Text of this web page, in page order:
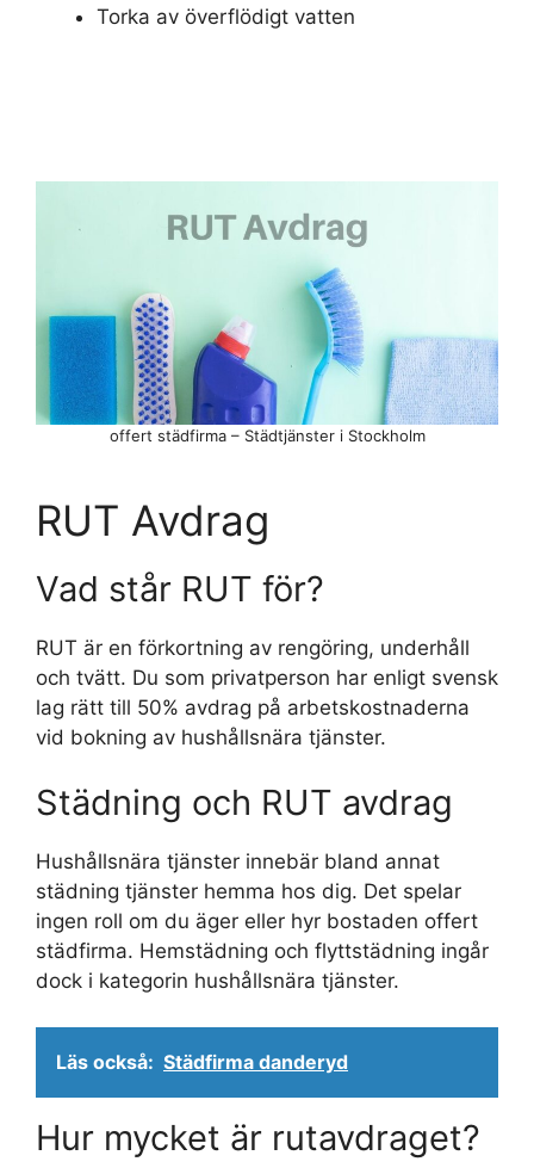
Torka av överflödigt vatten
RUT Avdrag
Vad står RUT för?
RUT är en förkortning av rengöring, underhåll
och tvätt. Du som privatperson har enligt svensk
lag rätt till 50% avdrag på arbetskostnaderna
vid bokning av hushållsnära tjänster.
Städning och RUT avdrag
Hushållsnära tjänster innebär bland annat
städning tjänster hemma hos dig. Det spelar
ingen roll om du äger eller hyr bostaden offert
städfirma. Hemstädning och flyttstädning ingår
dock i kategorin hushållsnära tjänster.
Läs också: Städfirma danderyd
Hur mycket är rutavdraget?
offert städfirma – Städtjänster i Stockholm